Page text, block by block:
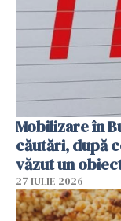
Mobilizare în
căutări, după
văzut un
27 IULIE 2026